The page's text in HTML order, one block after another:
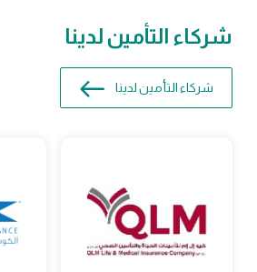
شركاء التأمين لدينا
شركاء التأمين لدينا